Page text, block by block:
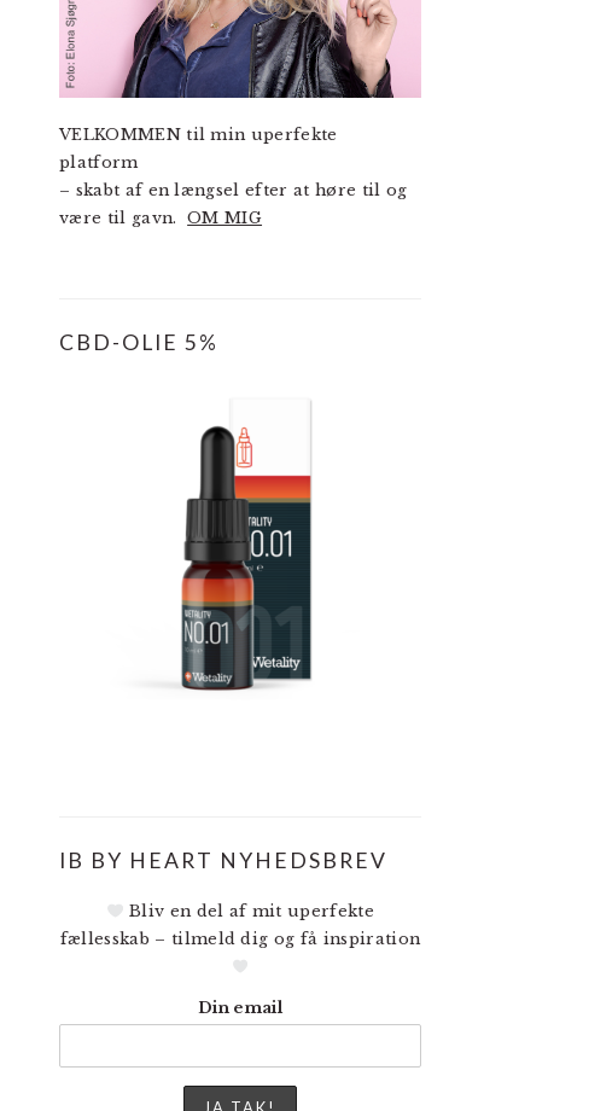
VELKOMMEN til min uperfekte
platform
– skabt af en længsel efter at høre til og
være til gavn.OM MIG
CBD-OLIE 5%
IB BY HEART NYHEDSBREV
Bliv en del af mit uperfekte
fællesskab – tilmeld dig og få inspiration
Din email